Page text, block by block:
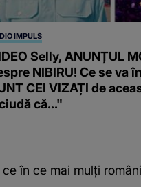
IMPULS
Selly, ANUNȚUL
NIBIRU! Ce se va
CEI VIZAȚI de
că..."
ce în ce mai mulți